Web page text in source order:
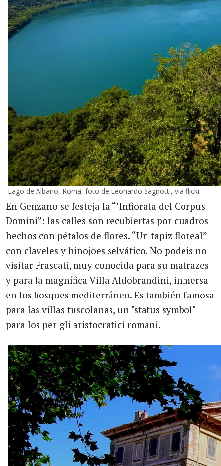
Lago de Albano, Roma, foto de Leonardo Sagnotti, via flickr
En Genzano se festeja la “’Infiorata del Corpus
Domini”: las calles son recubiertas por cuadros
hechos con pétalos de flores. “Un tapiz floreal”
con claveles y hinojoes selvático. No podeis no
visitar Frascati, muy conocida para su matrazes
y para la magnífica Villa Aldobrandini, inmersa
en los bosques mediterráneo. Es también famosa
para las villas tuscolanas, un "status symbol"
para los per gli aristocratici romani.